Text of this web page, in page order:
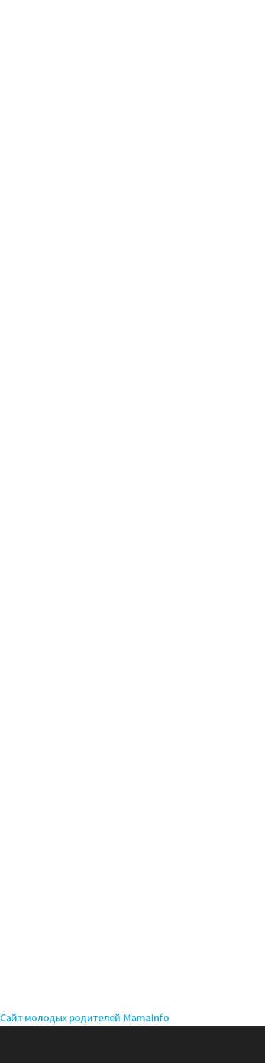
Сайт молодых родителей MamaInfo